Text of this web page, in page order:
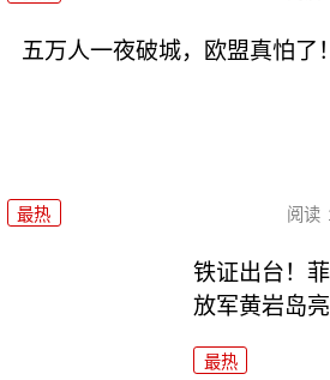
五万人一夜破城，欧盟真怕了
最热 阅读
铁证出台！
放军黄岩岛
最热